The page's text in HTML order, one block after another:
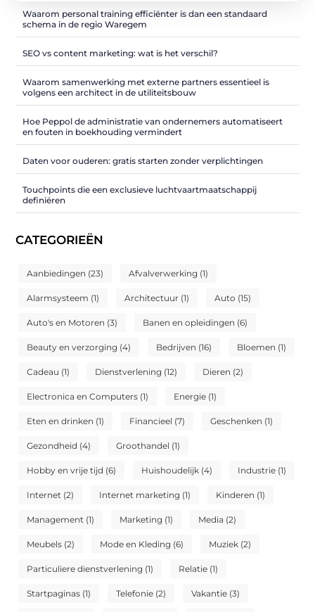
Waarom personal training efficiënter is dan een standaard
schema in de regio Waregem
SEO vs content marketing: wat is het verschil?
Waarom samenwerking met externe partners essentieel is
volgens een architect in de utiliteitsbouw
Hoe Peppol de administratie van ondernemers automatiseert
en fouten in boekhouding vermindert
Daten voor ouderen: gratis starten zonder verplichtingen
Touchpoints die een exclusieve luchtvaartmaatschappij
definiëren
CATEGORIEËN
Aanbiedingen (23) Afvalverwerking (1)
Alarmsysteem (1) Architectuur (1) Auto (15)
Auto's en Motoren (3) Banen en opleidingen (6)
Beauty en verzorging (4) Bedrijven (16) Bloemen (1)
Cadeau (1) Dienstverlening (12) Dieren (2)
Electronica en Computers (1) Energie (1)
Eten en drinken (1) Financieel (7) Geschenken (1)
Gezondheid (4) Groothandel (1)
Hobby en vrije tijd (6) Huishoudelijk (4) Industrie (1)
Internet (2) Internet marketing (1) Kinderen (1)
Management (1) Marketing (1) Media (2)
Meubels (2) Mode en Kleding (6) Muziek (2)
Particuliere dienstverlening (1) Relatie (1)
Startpaginas (1) Telefonie (2) Vakantie (3)